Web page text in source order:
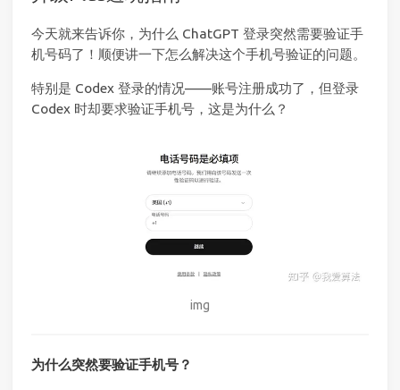
今天就来告诉你，为什么 ChatGPT 登录突然需要验证手
机号码了！顺便讲一下怎么解决这个手机号验证的问题。
特别是 Codex 登录的情况——账号注册成功了，但登录
Codex 时却要求验证手机号，这是为什么？
img
为什么突然要验证手机号？